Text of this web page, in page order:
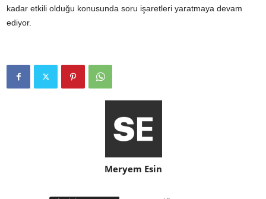
kadar etkili olduğu konusunda soru işaretleri yaratmaya devam
ediyor.
Meryem Esin